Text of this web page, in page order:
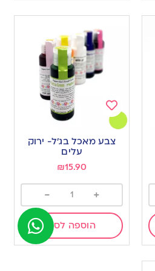
Add
toצבע מאכל בג’ל- ירוק
עלים
₪15.90
+
-
הוספה לסל